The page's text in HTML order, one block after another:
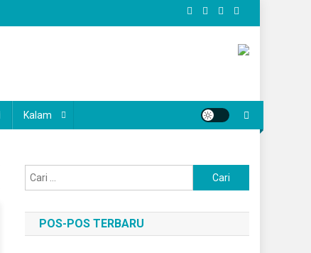
Kalam
untuk:
POS-POS TERBARU